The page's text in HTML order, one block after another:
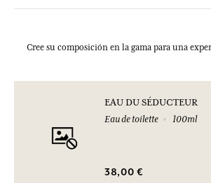
Cree su composición en la gama para una
EAU DU SÉDUCTEUR
Eau de toilette
100ml
38,00 €